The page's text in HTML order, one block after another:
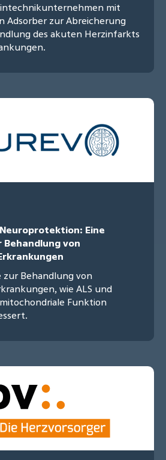
mit
Adsorber zur Abreicherung
des akuten Herzinfarkts
Eine
von
zur Behandlung von
wie ALS und
Funktion